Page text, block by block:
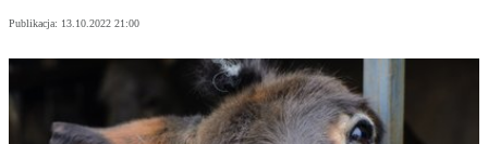
Publikacja: 13.10.2022 21:00